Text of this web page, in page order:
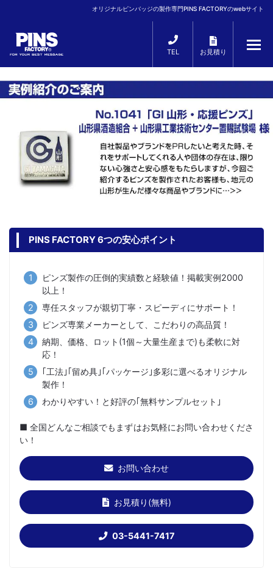
オリジナルピンバッジの製作専門PINS FACTORYのwebサイト
TEL お見積り
PINS FACTORY 6つの安心ポイント
ピンズ製作の圧倒的実績数と経験値！掲載実例2000
以上！
専任スタッフが親切丁寧・スピーディにサポート！
ピンズ専業メーカーとして、こだわりの高品質！
納期、価格、ロット(1個～大量生産まで)も柔軟に対
応！
｢工法｣｢留め具｣｢パッケージ｣多彩に選べるオリジナル
製作！
わかりやすい！と好評の｢無料サンプルセット｣
■ 全国どんなご相談でもまずはお気軽にお問い合わせくださ
い！
お問い合わせ
お見積り(無料)
03-5441-7417